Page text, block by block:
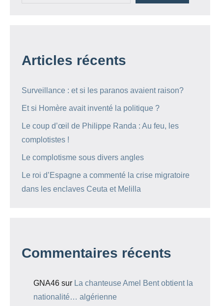
Articles récents
Surveillance : et si les paranos avaient raison?
Et si Homère avait inventé la politique ?
Le coup d’œil de Philippe Randa : Au feu, les
complotistes !
Le complotisme sous divers angles
Le roi d’Espagne a commenté la crise migratoire
dans les enclaves Ceuta et Melilla
Commentaires récents
GNA46 sur La chanteuse Amel Bent obtient la
nationalité… algérienne